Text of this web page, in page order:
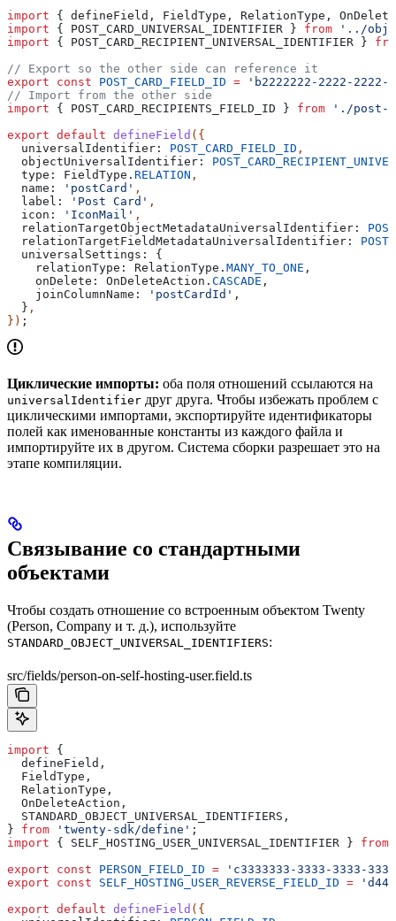
import { defineField , FieldType , RelationType ,
import { POST_CARD_UNIVERSAL_IDENTIFIER } from '../
import { POST_CARD_RECIPIENT_UNIVERSAL_IDENTIFIER }
// Export so the other side can reference it
export const POST_CARD_FIELD_ID = 'b2222222-2222-2222-
// Import from the other side
import { POST_CARD_RECIPIENTS_FIELD_ID } from './post-
export default defineField ({
  universalIdentifier:
POST_CARD_FIELD_ID ,
  objectUniversalIdentifier:
  type:
FieldType . RELATION ,
  name:
'postCard' ,
  label:
'Post Card' ,
  icon:
'IconMail' ,
  relationTargetObjectMetadataUniversalIdentifier:
  relationTargetFieldMetadataUniversalIdentifier:
  universalSettings:
{
    relationType:
RelationType . MANY_TO_ONE ,
    onDelete:
OnDeleteAction . CASCADE ,
    joinColumnName:
'postCardId' ,
  }
,
}) ;
Циклические импорты: оба поля отношений ссылаются на
universalIdentifier друг друга. Чтобы избежать проблем с
циклическими импортами, экспортируйте идентификаторы
полей как именованные константы из каждого файла и
импортируйте их в другом. Система сборки разрешает это на
этапе компиляции.
Связывание со стандартными
объектами
Чтобы создать отношение со встроенным объектом Twenty
(Person, Company и т. д.), используйте
STANDARD_OBJECT_UNIVERSAL_IDENTIFIERS:
src/fields/person-on-self-hosting-user.field.ts
import {
  defineField
,
  FieldType
,
  RelationType
,
  OnDeleteAction
,
  STANDARD_OBJECT_UNIVERSAL_IDENTIFIERS
,
} from 'twenty-sdk/define' ;
import { SELF_HOSTING_USER_UNIVERSAL_IDENTIFIER } from
export const PERSON_FIELD_ID = 'c3333333-3333-3333-
export const SELF_HOSTING_USER_REVERSE_FIELD_ID =
export default defineField ({